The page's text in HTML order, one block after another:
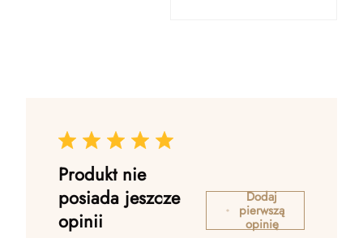
Produkt nie
posiada jeszcze
opinii
Dodaj
pierwszą
opinię